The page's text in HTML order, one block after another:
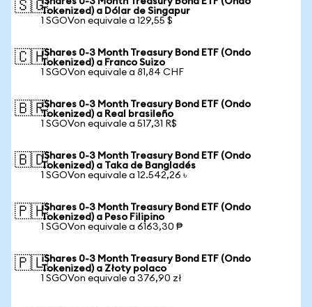
🇸🇬Tokenized) a Dólar de Singapur
1 SGOVon equivale a 129,55 $
🇨🇭iShares 0-3 Month Treasury Bond ETF (Ondo
Tokenized) a Franco Suizo
1 SGOVon equivale a 81,84 CHF
🇧🇷iShares 0-3 Month Treasury Bond ETF (Ondo
Tokenized) a Real brasileño
1 SGOVon equivale a 517,31 R$
🇧🇩iShares 0-3 Month Treasury Bond ETF (Ondo
Tokenized) a Taka de Bangladés
1 SGOVon equivale a 12.542,26 ৳
🇵🇭iShares 0-3 Month Treasury Bond ETF (Ondo
Tokenized) a Peso Filipino
1 SGOVon equivale a 6163,30 ₱
🇵🇱iShares 0-3 Month Treasury Bond ETF (Ondo
Tokenized) a Złoty polaco
1 SGOVon equivale a 376,90 zł